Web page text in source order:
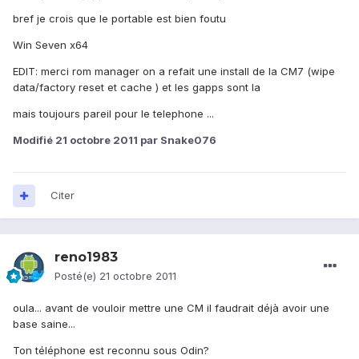
bref je crois que le portable est bien foutu
Win Seven x64
EDIT: merci rom manager on a refait une install de la CM7 (wipe
data/factory reset et cache ) et les gapps sont la
mais toujours pareil pour le telephone ...
Modifié 21 octobre 2011 par Snake076
Citer
reno1983
Posté(e) 21 octobre 2011
oula... avant de vouloir mettre une CM il faudrait déjà avoir une
base saine...
Ton téléphone est reconnu sous Odin?